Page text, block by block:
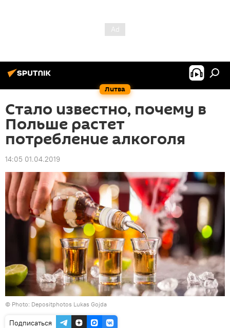
Литва
Стало известно, почему в
Польше растет
потребление алкоголя
14:05 01.04.2019
© Photo: Depositphotos Lukas Gojda
Подписаться